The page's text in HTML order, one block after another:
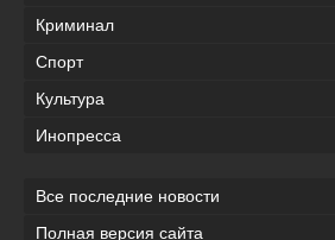
Криминал
Спорт
Культура
Инопресса
Все последние новости
Полная версия сайта